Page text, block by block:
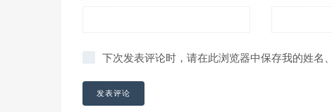
下次发表评论时，请在此浏览器中保存我的姓名